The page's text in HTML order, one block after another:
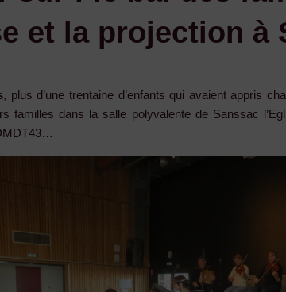
et la projection à
, plus d’une trentaine d’enfants qui avaient appris
familles dans la salle polyvalente de Sanssac